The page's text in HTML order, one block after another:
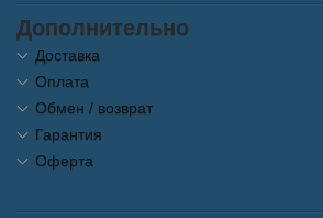
Дополнительно
Доставка
Оплата
Обмен / возврат
Гарантия
Оферта